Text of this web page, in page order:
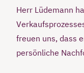
Herr Lüdemann
freuen uns, dass
persönliche